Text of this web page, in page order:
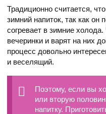
Традиционно считается,
зимний напиток, так как он
согревает в зимние
вечеринки и варят на них
процесс довольно
и веселящий.
Поэтому, если вы
или вторую
напитку.